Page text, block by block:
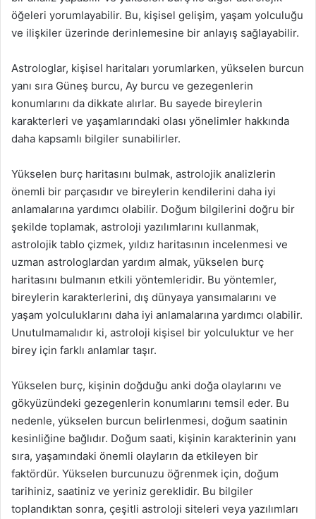
öğeleri yorumlayabilir. Bu, kişisel gelişim, yaşam yolculuğu
ve ilişkiler üzerinde derinlemesine bir anlayış sağlayabilir.
Astrologlar, kişisel haritaları yorumlarken, yükselen burcun
yanı sıra Güneş burcu, Ay burcu ve gezegenlerin
konumlarını da dikkate alırlar. Bu sayede bireylerin
karakterleri ve yaşamlarındaki olası yönelimler hakkında
daha kapsamlı bilgiler sunabilirler.
Yükselen burç haritasını bulmak, astrolojik analizlerin
önemli bir parçasıdır ve bireylerin kendilerini daha iyi
anlamalarına yardımcı olabilir. Doğum bilgilerini doğru bir
şekilde toplamak, astroloji yazılımlarını kullanmak,
astrolojik tablo çizmek, yıldız haritasının incelenmesi ve
uzman astrologlardan yardım almak, yükselen burç
haritasını bulmanın etkili yöntemleridir. Bu yöntemler,
bireylerin karakterlerini, dış dünyaya yansımalarını ve
yaşam yolculuklarını daha iyi anlamalarına yardımcı olabilir.
Unutulmamalıdır ki, astroloji kişisel bir yolculuktur ve her
birey için farklı anlamlar taşır.
Yükselen burç, kişinin doğduğu anki doğa olaylarını ve
gökyüzündeki gezegenlerin konumlarını temsil eder. Bu
nedenle, yükselen burcun belirlenmesi, doğum saatinin
kesinliğine bağlıdır. Doğum saati, kişinin karakterinin yanı
sıra, yaşamındaki önemli olayların da etkileyen bir
faktördür. Yükselen burcunuzu öğrenmek için, doğum
tarihiniz, saatiniz ve yeriniz gereklidir. Bu bilgiler
toplandıktan sonra, çeşitli astroloji siteleri veya yazılımları